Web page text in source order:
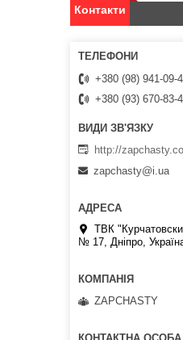
Контакти
+380 (98) 941-09-
+380 (93) 670-83-
http://
zapchasty@i.ua
ТВК
№ 17, Дніпро,
ZAPCHASTY